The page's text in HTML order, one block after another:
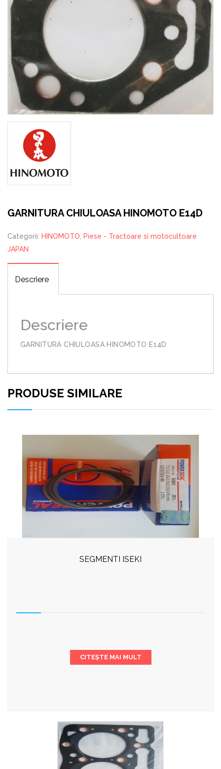
GARNITURA CHIULOASA HINOMOTO E14D
Categorii: HINOMOTO
Piese - Tractoare si motocultoare
JAPAN
Descriere
Descriere
GARNITURA CHIULOASA HINOMOTO E14D
PRODUSE SIMILARE
SEGMENTI ISEKI
CITEȘTE MAI MULT